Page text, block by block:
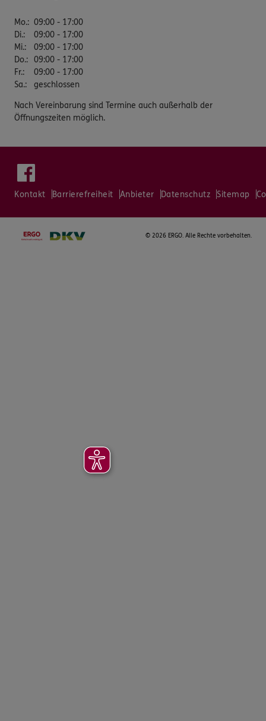
Mo.: 09:00 - 17:00
Di.:
09:00 - 17:00
Mi.:
09:00 - 17:00
Do.: 09:00 - 17:00
Fr.:
09:00 - 17:00
Sa.: geschlossen
Nach Vereinbarung sind Termine auch außerhalb der
Öffnungszeiten möglich.
Kontakt Barrierefreiheit Anbieter Datenschutz Sitemap
© 2026 ERGO. Alle Rechte vorbehalten.